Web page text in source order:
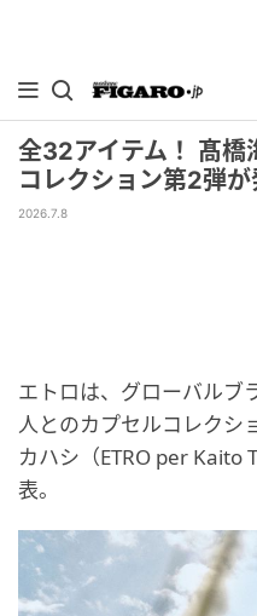
全32アイテム！ 髙橋
コレクション第2弾が
2026.7.8
エトロは、グローバルブ
人とのカプセルコレクシ
カハシ（ETRO per Kaito
表。